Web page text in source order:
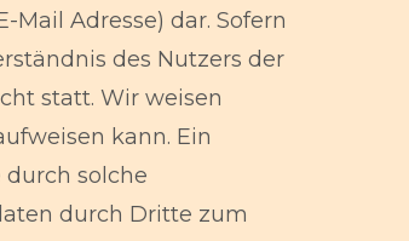
Adresse) dar. Sofern
des Nutzers der
statt. Wir weisen
kann. Ein
solche
durch Dritte zum